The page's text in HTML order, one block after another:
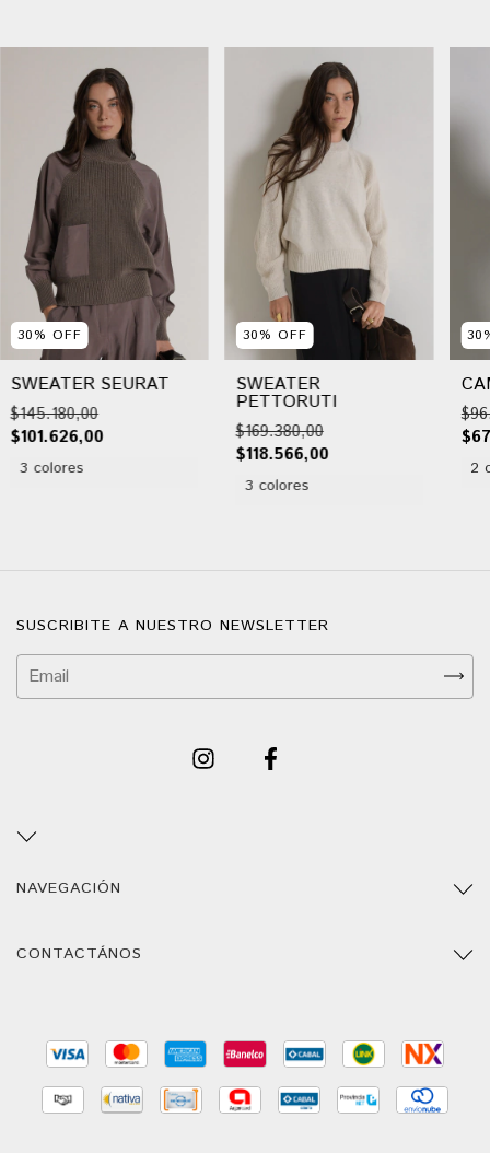
30% OFF
SWEATER SEURAT
$145.180,00
$101.626,00
3 colores
30% OFF
SWEATER
PETTORUTI
$169.380,00
$118.566,00
3 colores
30
2
SUSCRIBITE A NUESTRO NEWSLETTER
NAVEGACIÓN
CONTACTÁNOS